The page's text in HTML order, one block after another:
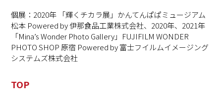
個展：2020年 「輝くチカラ展」かんてんぱぱミュージアム
松本 Powered by 伊那食品工業株式会社、2020年、2021年
「Mina’s Wonder Photo Gallery」FUJIFILM WONDER
PHOTO SHOP 原宿 Powered by 富士フイルムイメージング
システムズ株式会社
TOP